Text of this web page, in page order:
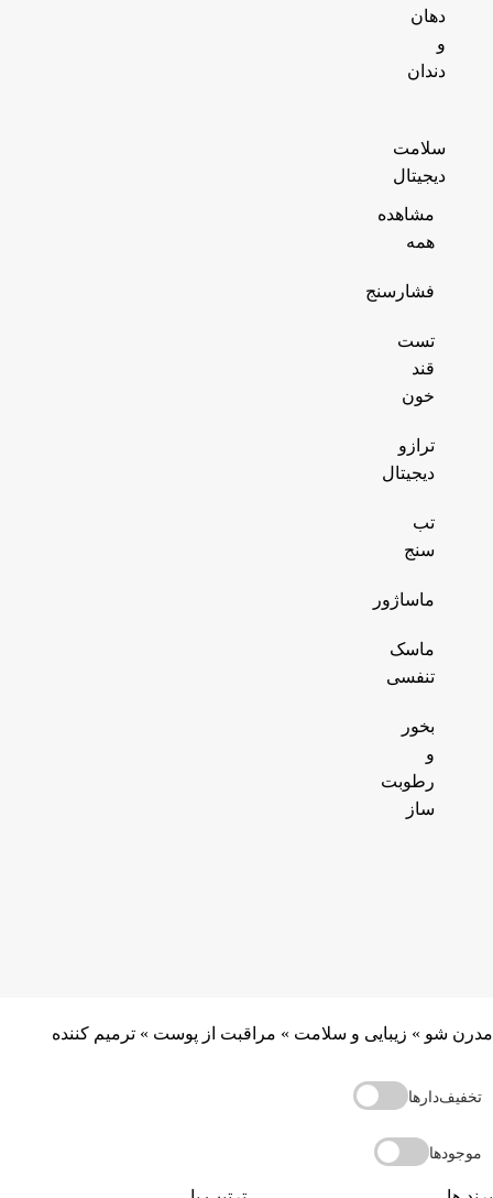
دهان
و
دندان
سلامت
دیجیتال
مشاهده
همه
فشارسنج
تست
قند
خون
ترازو
دیجیتال
تب
سنج
ماساژور
ماسک
تنفسی
بخور
و
رطوبت
ساز
مدرن شو » زیبایی و سلامت » مراقبت از پوست » ترمیم کننده
تخفیف‌دارها
موجودها